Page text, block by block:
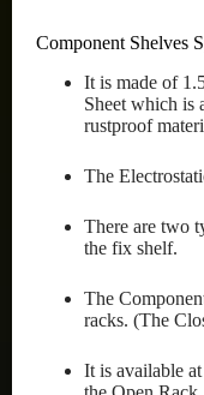
Component Shelves
It is made of
Sheet which is
rustproof
The
There are two
the fix shelf.
The
racks. (The
It is available